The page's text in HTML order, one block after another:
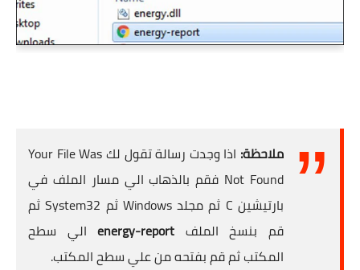
ملاحظة:
اذا وجدت رسالة تقول لك Your File Was
Not Found فقم بالذهاب الي مسار الملف في
بارتيشين C ثم مجلد Windows ثم System32 ثم
قم بنسخ الملف energy-report الي سطح
المكتب ثم قم بفتحه من علي سطح المكتب.